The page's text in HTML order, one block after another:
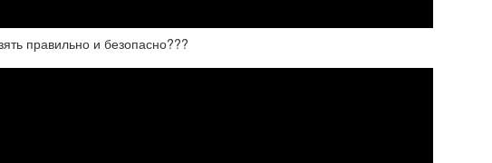
правильно и безопасно???